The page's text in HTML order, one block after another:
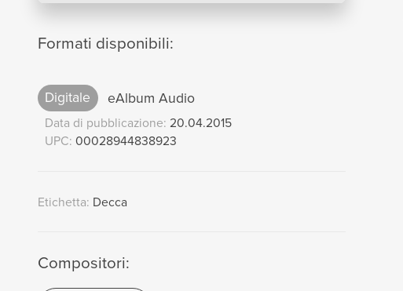
Formati disponibili:
Digitale eAlbum Audio
Data di pubblicazione: 20.04.2015
UPC: 00028944838923
Etichetta: Decca
Compositori: